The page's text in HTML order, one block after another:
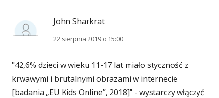
John Sharkrat
22 sierpnia 2019 o 15:00
"42,6% dzieci w wieku 11-17 lat miało styczność z
krwawymi i brutalnymi obrazami w internecie
[badania „EU Kids Online”, 2018]" - wystarczy włączyć